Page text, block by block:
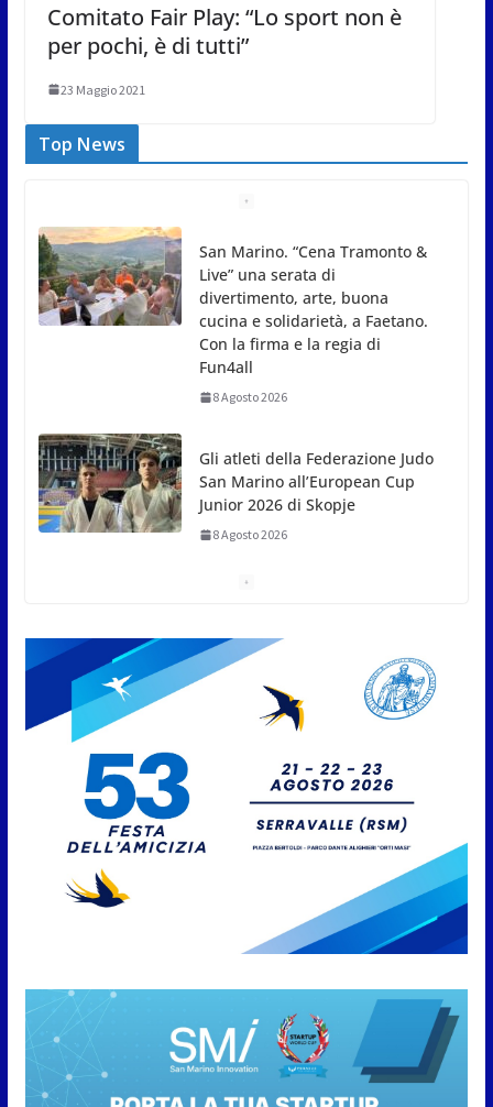
Comitato Fair Play: “Lo sport non è
per pochi, è di tutti”
23 Maggio 2021
Top News
Gli atleti della Federazione Judo
San Marino all’European Cup
Junior 2026 di Skopje
8 Agosto 2026
L’arte perde uno dei suoi maestri: si è spento a 91
8 Agosto 2026
A Oltremare 2.0 a Riccione in migliaia per
incontrare i DinsiemE
Femminile: quattro Primavera
aggregate alla Prima Squadra
8 Agosto 2026
Live” una serata di
divertimento, arte, buona
cucina e solidarietà, a Faetano.
Con la firma e la regia di